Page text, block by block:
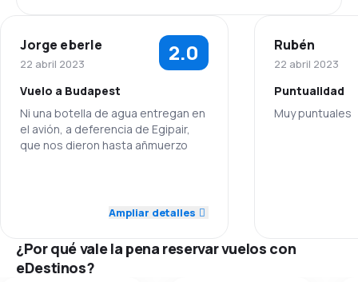
Red de conexiones 4.2
Precio del billete 3.9
Comodidad de viaje
Jorge eberle
22 abril 2023 2.0
Vuelo a Budapest
Ni una botella de agua entregan en
el avión, a deferencia de Egipair,
que nos dieron hasta añmuerzo
2.0
Red de conexiones 3.0
Ampliar detalles
Rubén
22 abril 2023
Puntualidad
Muy puntuales
¿Por qué vale la pena reservar vuelos con
eDestinos?